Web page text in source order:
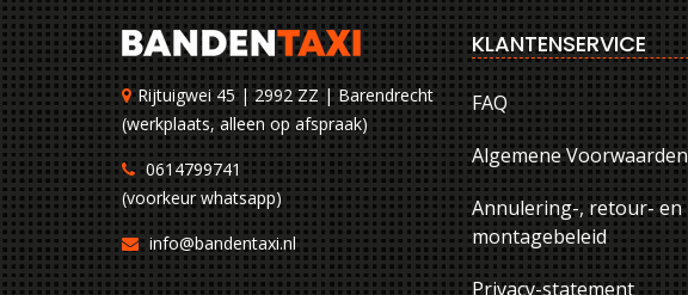
Rijtuigwei 45 | 2992 ZZ | Barendrecht
(werkplaats, alleen op afspraak)
0614799741
(voorkeur whatsapp)
info@bandentaxi.nl
KLANTENSERVICE
FAQ
Algemene Voorwaarden
Annulering-, retour- en
montagebeleid
Privacy-statement